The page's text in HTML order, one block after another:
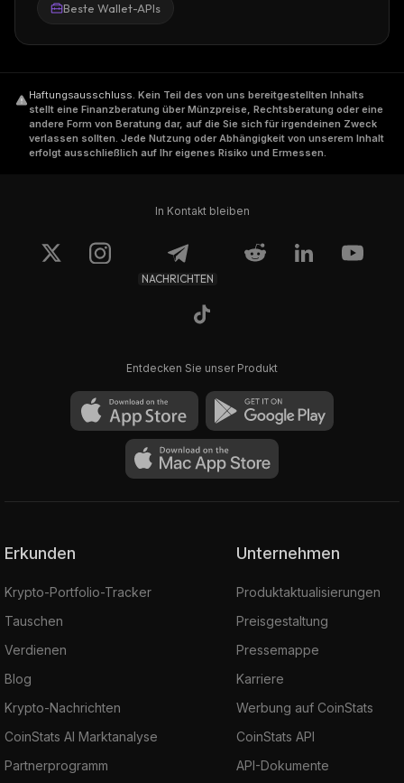
Beste Wallet-APIs
Haftungsausschluss. Kein Teil des von uns bereitgestellten Inhalts
stellt eine Finanzberatung über Münzpreise, Rechtsberatung oder eine
andere Form von Beratung dar, auf die Sie sich für irgendeinen Zweck
verlassen sollten. Jede Nutzung oder Abhängigkeit von unserem Inhalt
erfolgt ausschließlich auf Ihr eigenes Risiko und Ermessen.
In Kontakt bleiben
NACHRICHTEN
Entdecken Sie unser Produkt
Erkunden
Krypto-Portfolio-Tracker
Tauschen
Verdienen
Blog
Krypto-Nachrichten
CoinStats AI Marktanalyse
Partnerprogramm
Unternehmen
Produktaktualisierungen
Preisgestaltung
Pressemappe
Karriere
Werbung auf CoinStats
CoinStats API
API-Dokumente